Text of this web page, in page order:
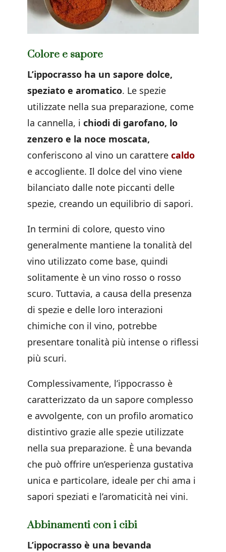
Colore e sapore
L’ippocrasso ha un sapore dolce,
speziato e aromatico. Le spezie
utilizzate nella sua preparazione, come
la cannella, i chiodi di garofano, lo
zenzero e la noce moscata,
conferiscono al vino un carattere caldo
e accogliente. Il dolce del vino viene
bilanciato dalle note piccanti delle
spezie, creando un equilibrio di sapori.
In termini di colore, questo vino
generalmente mantiene la tonalità del
vino utilizzato come base, quindi
solitamente è un vino rosso o rosso
scuro. Tuttavia, a causa della presenza
di spezie e delle loro interazioni
chimiche con il vino, potrebbe
presentare tonalità più intense o riflessi
più scuri.
Complessivamente, l’ippocrasso è
caratterizzato da un sapore complesso
e avvolgente, con un profilo aromatico
distintivo grazie alle spezie utilizzate
nella sua preparazione. È una bevanda
che può offrire un’esperienza gustativa
unica e particolare, ideale per chi ama i
sapori speziati e l’aromaticità nei vini.
Abbinamenti con i cibi
L’ippocrasso è una bevanda